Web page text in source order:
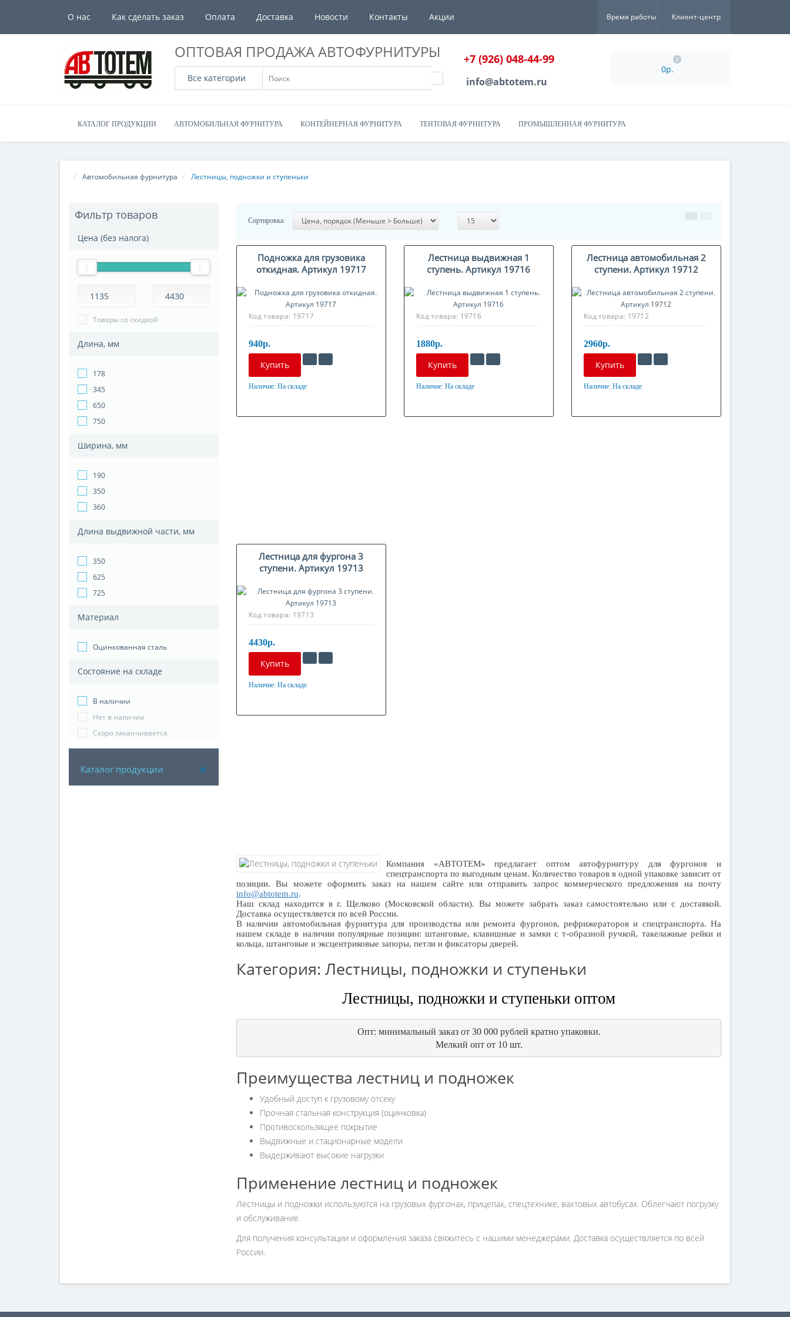
О нас Как сделать заказ Оплата Доставка Новости Контакты Акции Время работы Клиент-центр
ОПТОВАЯ ПРОДАЖА АВТОФУРНИТУРЫ
Все категории
+7 (926) 048-44-99
info@abtotem.ru
0р.
0
КАТАЛОГ ПРОДУКЦИИ АВТОМОБИЛЬНАЯ ФУРНИТУРА КОНТЕЙНЕРНАЯ ФУРНИТУРА ТЕНТОВАЯ ФУРНИТУРА ПРОМЫШЛЕННАЯ ФУРНИТУРА
Автомобильная фурнитура Лестницы, подножки и ступеньки
Фильтр товаров
Цена (без налога)
Товары со скидкой
Длина, мм
178
345
650
750
Ширина, мм
190
350
360
Длина выдвижной части, мм
350
625
725
Материал
Оцинкованная сталь
Состояние на складе
В наличии
Нет в наличии
Скоро заканчивается
Каталог продукции
Сортировка:
Подножка для грузовика
откидная. Артикул 19717
Код товара: 19717
940р.
Купить
Наличие: На складе
Лестница выдвижная 1
ступень. Артикул 19716
Код товара: 19716
1880р.
Купить
Наличие: На складе
Лестница автомобильная 2
ступени. Артикул 19712
Код товара: 19712
2960р.
Купить
Наличие: На складе
Лестница для фургона 3
ступени. Артикул 19713
Код товара: 19713
4430р.
Купить
Наличие: На складе
Компания «АВТОТЕМ» предлагает оптом автофурнитуру для фургонов и
спецтранспорта по выгодным ценам. Количество товаров в одной упаковке зависит от
позиции. Вы можете оформить заказ на нашем сайте или отправить запрос коммерческого предложения на почту
info@abtotem.ru.
Наш склад находится в г. Щелково (Московской области). Вы можете забрать заказ самостоятельно или с доставкой.
Доставка осуществляется по всей России.
В наличии автомобильная фурнитура для производства или ремонта фургонов, рефрижераторов и спецтранспорта. На
нашем складе в наличии популярные позиции: штанговые, клавишные и замки с т-образной ручкой, такелажные рейки и
кольца, штанговые и эксцентриковые запоры, петли и фиксаторы дверей.
Категория: Лестницы, подножки и ступеньки
Лестницы, подножки и ступеньки оптом
Опт: минимальный заказ от 30 000 рублей кратно упаковки.
Мелкий опт от 10 шт.
Преимущества лестниц и подножек
Удобный доступ к грузовому отсеку
Прочная стальная конструкция (оцинковка)
Противоскользящее покрытие
Выдвижные и стационарные модели
Выдерживают высокие нагрузки
Применение лестниц и подножек
Лестницы и подножки используются на грузовых фургонах, прицепах, спецтехнике, вахтовых автобусах. Облегчают погрузку
и обслуживание.
Для получения консультации и оформления заказа свяжитесь с нашими менеджерами. Доставка осуществляется по всей
России.